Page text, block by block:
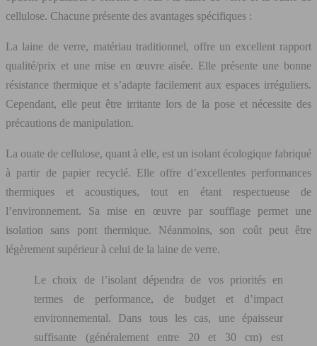
cellulose. Chacune présente des avantages spécifiques :
La laine de verre, matériau traditionnel, offre un excellent rapport
qualité/prix et une mise en œuvre aisée. Elle présente une bonne
résistance thermique et s’adapte facilement aux espaces irréguliers.
Cependant, elle peut être irritante lors de la pose et nécessite des
précautions de manipulation.
La ouate de cellulose, quant à elle, est un isolant écologique fabriqué
à partir de papier recyclé. Elle offre d’excellentes performances
thermiques et acoustiques, tout en étant respectueuse de
l’environnement. Sa mise en œuvre par soufflage permet une
isolation sans pont thermique. Néanmoins, son coût peut être
légèrement supérieur à celui de la laine de verre.
Le choix de l’isolant dépendra de vos priorités en
termes de performance, de budget et d’impact
environnemental. Dans tous les cas, une épaisseur
suffisante (généralement entre 20 et 30 cm) est